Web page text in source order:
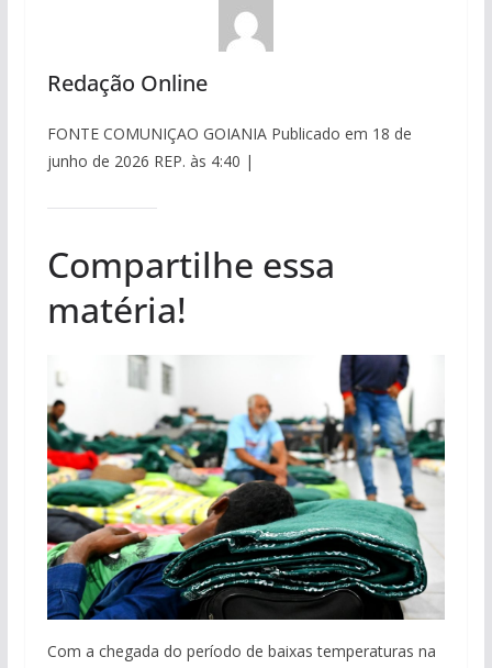
Redação Online
FONTE COMUNIÇAO GOIANIA Publicado em 18 de
junho de 2026 REP. às 4:40 |
Compartilhe essa
matéria!
Com a chegada do período de baixas temperaturas na